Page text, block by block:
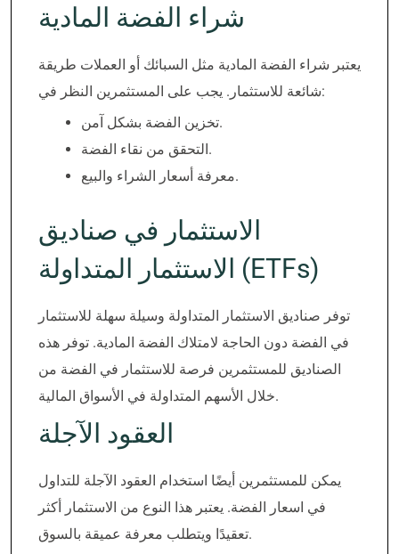
شراء الفضة المادية
يعتبر شراء الفضة المادية مثل السبائك أو العملات طريقة
شائعة للاستثمار. يجب على المستثمرين النظر في:
تخزين الفضة بشكل آمن.
التحقق من نقاء الفضة.
معرفة أسعار الشراء والبيع.
الاستثمار في صناديق
الاستثمار المتداولة (ETFs)
توفر صناديق الاستثمار المتداولة وسيلة سهلة للاستثمار
في الفضة دون الحاجة لامتلاك الفضة المادية. توفر هذه
الصناديق للمستثمرين فرصة للاستثمار في الفضة من
خلال الأسهم المتداولة في الأسواق المالية.
العقود الآجلة
يمكن للمستثمرين أيضًا استخدام العقود الآجلة للتداول
في اسعار الفضة. يعتبر هذا النوع من الاستثمار أكثر
تعقيدًا ويتطلب معرفة عميقة بالسوق.